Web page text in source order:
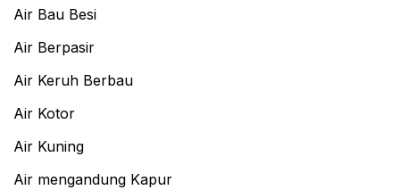
Air Bau Besi
Air Berpasir
Air Keruh Berbau
Air Kotor
Air Kuning
Air mengandung Kapur